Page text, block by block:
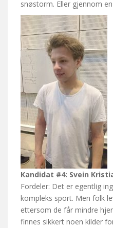
snøstorm. Eller gjennom
Kandidat #4: Svein
Fordeler: Det er egentlig
kompleks sport. Men folk
ettersom de får mindre
finnes sikkert noen kilder